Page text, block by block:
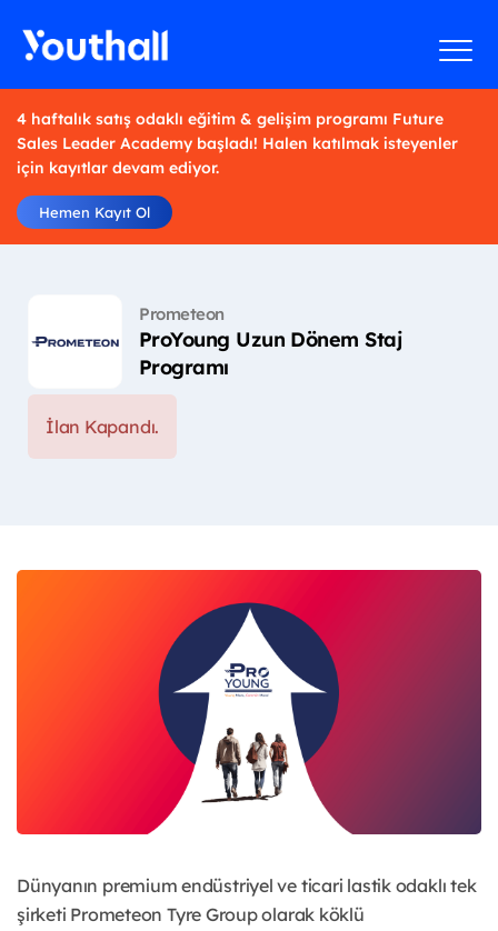
4 haftalık satış odaklı eğitim & gelişim programı Future
Sales Leader Academy başladı! Halen katılmak isteyenler
için kayıtlar devam ediyor.
Hemen Kayıt Ol
Prometeon
ProYoung Uzun Dönem Staj
Programı
İlan Kapandı.
Dünyanın premium endüstriyel ve ticari lastik odaklı tek
şirketi Prometeon Tyre Group olarak köklü